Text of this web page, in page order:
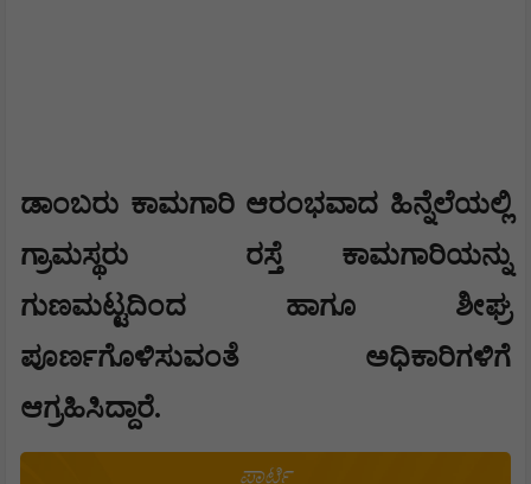
ಡಾಂಬರು ಕಾಮಗಾರಿ ಆರಂಭವಾದ ಹಿನ್ನೆಲೆಯಲ್ಲಿ
ಗ್ರಾಮಸ್ಥರು
ರಸ್ತೆ ಕಾಮಗಾರಿಯನ್ನು
ಗುಣಮಟ್ಟದಿಂದ ಹಾಗೂ ಶೀಘ್ರ
ಪೂರ್ಣಗೊಳಿಸುವಂತೆ ಅಧಿಕಾರಿಗಳಿಗೆ
ಆಗ್ರಹಿಸಿದ್ದಾರೆ.